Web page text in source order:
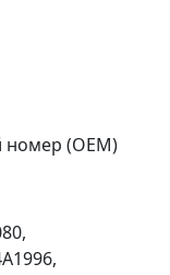
номер (OEM)